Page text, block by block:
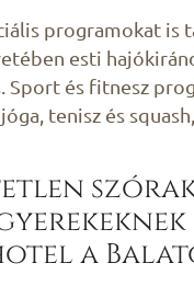
programokat is
esti
Sport és fitnesz
tenisz és
a